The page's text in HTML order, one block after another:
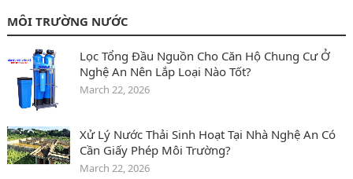
MÔI TRƯỜNG NƯỚC
Lọc Tổng Đầu Nguồn Cho Căn Hộ Chung Cư Ở
Nghệ An Nên Lắp Loại Nào Tốt?
March 22, 2026
Xử Lý Nước Thải Sinh Hoạt Tại Nhà Nghệ An Có
Cần Giấy Phép Môi Trường?
March 22, 2026